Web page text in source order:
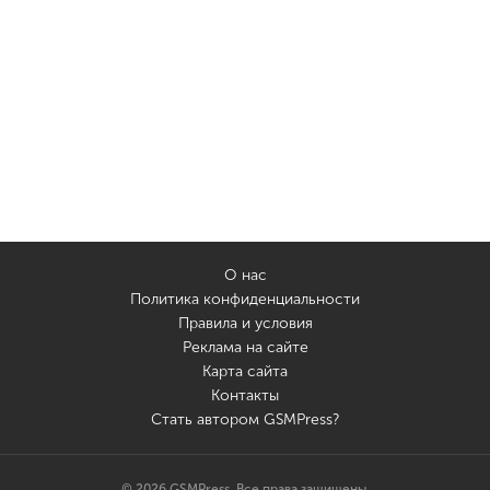
О нас
Политика конфиденциальности
Правила и условия
Реклама на сайте
Карта сайта
Контакты
Стать автором GSMPress?